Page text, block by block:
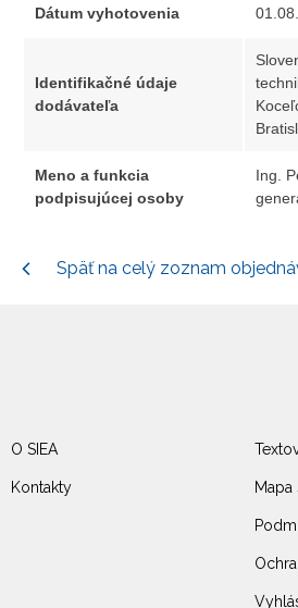
Dátum vyhotovenia
Identifikačné údaje
dodávateľa
Meno a funkcia
podpisujúcej osoby
Ing.
Späť na celý zoznam
O SIEA
Kontakty Mapa